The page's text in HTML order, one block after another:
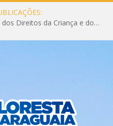
Eleição do Conselho Municipal dos Direitos da Criança e do Adolescente CMDCA 2026